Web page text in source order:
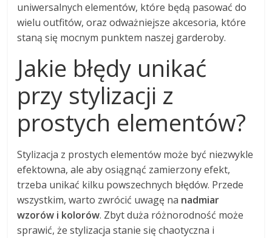
uniwersalnych elementów, które będą pasować do
wielu outfitów, oraz odważniejsze akcesoria, które
staną się mocnym punktem naszej garderoby.
Jakie błędy unikać
przy stylizacji z
prostych elementów?
Stylizacja z prostych elementów może być niezwykle
efektowna, ale aby osiągnąć zamierzony efekt,
trzeba unikać kilku powszechnych błędów. Przede
wszystkim, warto zwrócić uwagę na nadmiar
wzorów i kolorów. Zbyt duża różnorodność może
sprawić, że stylizacja stanie się chaotyczna i